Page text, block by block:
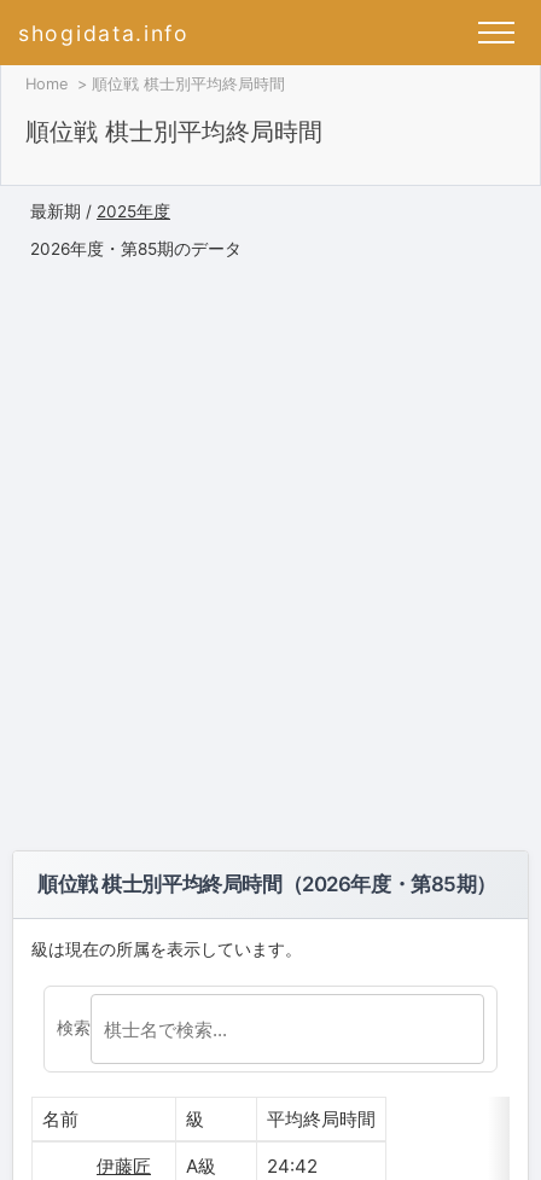
shogidata.info
Home 順位戦 棋士別平均終局時間
順位戦 棋士別平均終局時間
最新期 / 2025年度
2026年度・第85期のデータ
順位戦 棋士別平均終局時間（2026年度・第85期）
級は現在の所属を表示しています。
検索
名前 級 平均終局時間
伊藤匠 A級 24:42